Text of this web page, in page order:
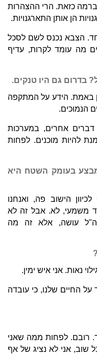
כזאת. הרי ההצהרות
הן אותן התארגנויות.
הצבא נכנס לשם לסכל
מה עומד לקרות, עדיף
בדרום גם היו טנקים.
באמת. הידע על המתקפה
הנמוכים.
דברים אחרים, במערכות
להיות מוכנים. לפחות
בעומק השטח היא
הישוב פה, ואנחנו
משמעי, לא. אבל זה לא
עושה, אלא זה מה
נאות. אני איש ימין.
על החיים שלנו, כי עובדה
רובם. לפחות ממה שאני
שוב, אני לא נציג של אף